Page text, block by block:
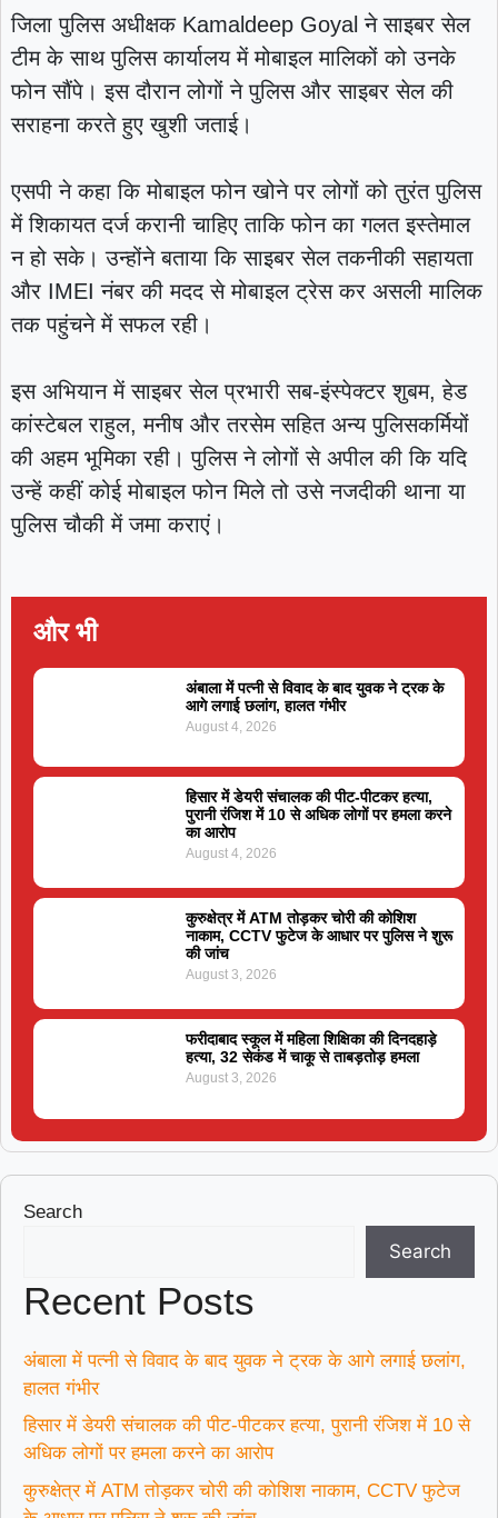
जिला पुलिस अधीक्षक Kamaldeep Goyal ने साइबर सेल
टीम के साथ पुलिस कार्यालय में मोबाइल मालिकों को उनके
फोन सौंपे। इस दौरान लोगों ने पुलिस और साइबर सेल की
सराहना करते हुए खुशी जताई।
एसपी ने कहा कि मोबाइल फोन खोने पर लोगों को तुरंत पुलिस
में शिकायत दर्ज करानी चाहिए ताकि फोन का गलत इस्तेमाल
न हो सके। उन्होंने बताया कि साइबर सेल तकनीकी सहायता
और IMEI नंबर की मदद से मोबाइल ट्रेस कर असली मालिक
तक पहुंचने में सफल रही।
इस अभियान में साइबर सेल प्रभारी सब-इंस्पेक्टर शुबम, हेड
कांस्टेबल राहुल, मनीष और तरसेम सहित अन्य पुलिसकर्मियों
की अहम भूमिका रही। पुलिस ने लोगों से अपील की कि यदि
उन्हें कहीं कोई मोबाइल फोन मिले तो उसे नजदीकी थाना या
पुलिस चौकी में जमा कराएं।
और भी
अंबाला में पत्नी से विवाद के बाद युवक ने ट्रक के
आगे लगाई छलांग, हालत गंभीर
August 4, 2026
हिसार में डेयरी संचालक की पीट-पीटकर हत्या,
पुरानी रंजिश में 10 से अधिक लोगों पर हमला करने
का आरोप
August 4, 2026
कुरुक्षेत्र में ATM तोड़कर चोरी की कोशिश
नाकाम, CCTV फुटेज के आधार पर पुलिस ने शुरू
की जांच
August 3, 2026
फरीदाबाद स्कूल में महिला शिक्षिका की दिनदहाड़े
हत्या, 32 सेकंड में चाकू से ताबड़तोड़ हमला
August 3, 2026
Search
Search
Recent Posts
अंबाला में पत्नी से विवाद के बाद युवक ने ट्रक के आगे लगाई छलांग,
हालत गंभीर
हिसार में डेयरी संचालक की पीट-पीटकर हत्या, पुरानी रंजिश में 10 से
अधिक लोगों पर हमला करने का आरोप
कुरुक्षेत्र में ATM तोड़कर चोरी की कोशिश नाकाम, CCTV फुटेज